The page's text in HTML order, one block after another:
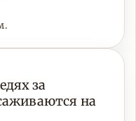
за
на